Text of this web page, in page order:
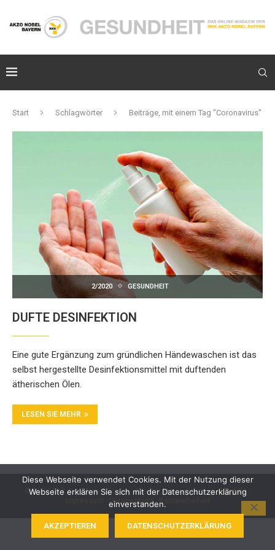
Start Schlagwörter Beiträge, mit einem Tag "Coronavirus"
2/2020 GESUNDHEIT
DUFTE DESINFEKTION
Eine gute Ergänzung zum gründlichen Händewaschen ist das
selbst hergestellte Desinfektionsmittel mit duftenden
ätherischen Ölen.
LESEN SIE MEHR
© 2024 BKK Akzo Nobel Bayern. Alle Rechte vorbehalten -Kontakt
Datenschutz- Barrierefreiheit
Diese Webseite verwendet Cookies. Mit der Nutzung dieser
Webseite erklären Sie sich mit der Datenschutzerklärung
einverstanden.
AKZEPTIEREN DATENSCHUTZERKLÄRUNG